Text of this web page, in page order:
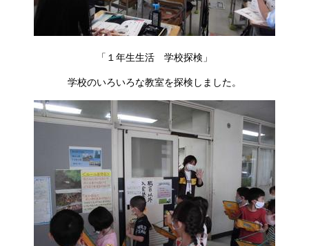
「１年生生活 学校探検」
学校のいろいろな教室を探検しました。